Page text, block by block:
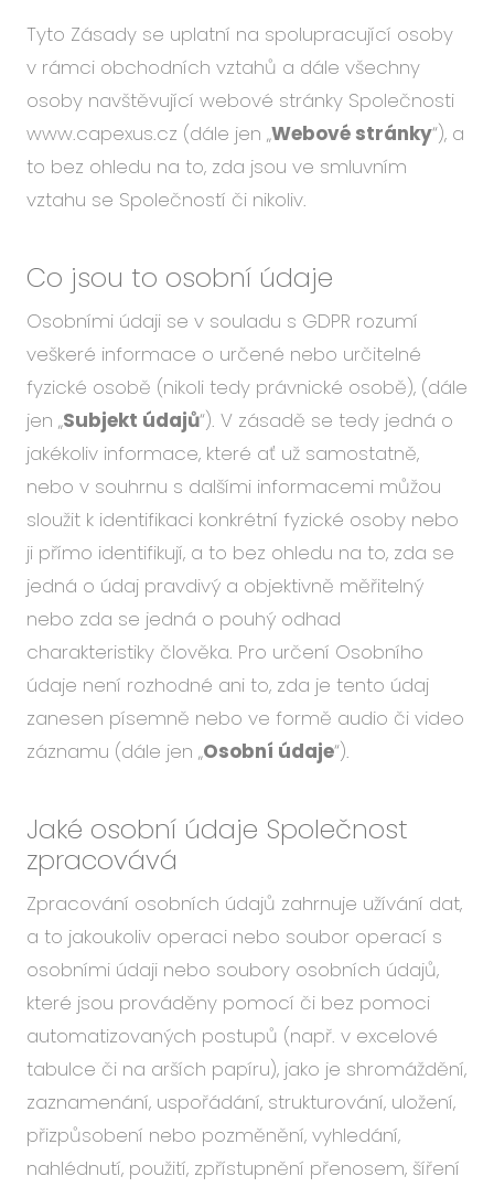
Tyto Zásady se uplatní na spolupracující osoby
v rámci obchodních vztahů a dále všechny
osoby navštěvující webové stránky Společnosti
www.capexus.cz (dále jen „Webové stránky“), a
to bez ohledu na to, zda jsou ve smluvním
vztahu se Společností či nikoliv.
Co jsou to osobní údaje
Osobními údaji se v souladu s GDPR rozumí
veškeré informace o určené nebo určitelné
fyzické osobě (nikoli tedy právnické osobě), (dále
jen „Subjekt údajů“). V zásadě se tedy jedná o
jakékoliv informace, které ať už samostatně,
nebo v souhrnu s dalšími informacemi můžou
sloužit k identifikaci konkrétní fyzické osoby nebo
ji přímo identifikují, a to bez ohledu na to, zda se
jedná o údaj pravdivý a objektivně měřitelný
nebo zda se jedná o pouhý odhad
charakteristiky člověka. Pro určení Osobního
údaje není rozhodné ani to, zda je tento údaj
zanesen písemně nebo ve formě audio či video
záznamu (dále jen „Osobní údaje“).
Jaké osobní údaje Společnost
zpracovává
Zpracování osobních údajů zahrnuje užívání dat,
a to jakoukoliv operaci nebo soubor operací s
osobními údaji nebo soubory osobních údajů,
které jsou prováděny pomocí či bez pomoci
automatizovaných postupů (např. v excelové
tabulce či na arších papíru), jako je shromáždění,
zaznamenání, uspořádání, strukturování, uložení,
přizpůsobení nebo pozměnění, vyhledání,
nahlédnutí, použití, zpřístupnění přenosem, šíření